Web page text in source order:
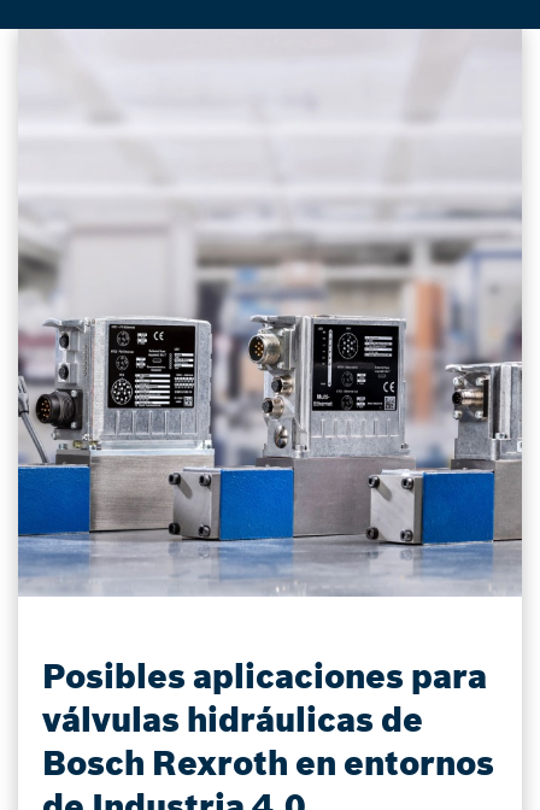
Posibles aplicaciones para
válvulas hidráulicas de
Bosch Rexroth en entornos